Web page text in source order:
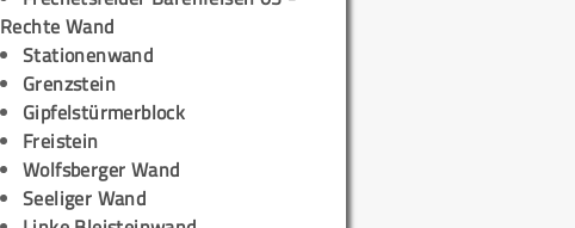
Rechte Wand
Stationenwand
Grenzstein
Gipfelstürmerblock
Freistein
Wolfsberger Wand
Seeliger Wand